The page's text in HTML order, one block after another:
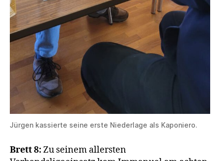
Jürgen kassierte seine erste Niederlage als Kaponiero.
Brett 8:Zu seinem allersten